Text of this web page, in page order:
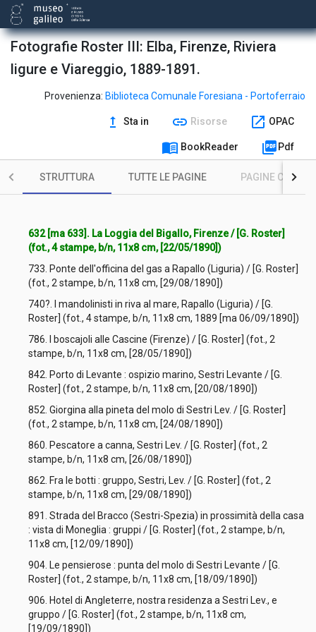
Fotografie Roster III: Elba, Firenze, Riviera
ligure e Viareggio, 1889-1891.
Provenienza: Biblioteca Comunale Foresiana - Portoferraio
upgrade Sta in link Risorse open_in_new OPAC
menu_book BookReader picture_as_pdf Pdf
STRUTTURA TUTTE LE PAGINE PAGINE CON
632 [ma 633]. La Loggia del Bigallo, Firenze / [G. Roster]
(fot., 4 stampe, b/n, 11x8 cm, [22/05/1890])
733. Ponte dell'officina del gas a Rapallo (Liguria) / [G. Roster]
(fot., 2 stampe, b/n, 11x8 cm, [29/08/1890])
740?. I mandolinisti in riva al mare, Rapallo (Liguria) / [G.
Roster] (fot., 4 stampe, b/n, 11x8 cm, 1889 [ma 06/09/1890])
786. I boscajoli alle Cascine (Firenze) / [G. Roster] (fot., 2
stampe, b/n, 11x8 cm, [28/05/1890])
842. Porto di Levante : ospizio marino, Sestri Levante / [G.
Roster] (fot., 2 stampe, b/n, 11x8 cm, [20/08/1890])
852. Giorgina alla pineta del molo di Sestri Lev. / [G. Roster]
(fot., 2 stampe, b/n, 11x8 cm, [24/08/1890])
860. Pescatore a canna, Sestri Lev. / [G. Roster] (fot., 2
stampe, b/n, 11x8 cm, [26/08/1890])
862. Fra le botti : gruppo, Sestri, Lev. / [G. Roster] (fot., 2
stampe, b/n, 11x8 cm, [29/08/1890])
891. Strada del Bracco (Sestri-Spezia) in prossimità della casa
: vista di Moneglia : gruppi / [G. Roster] (fot., 2 stampe, b/n,
11x8 cm, [12/09/1890])
904. Le pensierose : punta del molo di Sestri Levante / [G.
Roster] (fot., 2 stampe, b/n, 11x8 cm, [18/09/1890])
906. Hotel di Angleterre, nostra residenza a Sestri Lev., e
gruppo / [G. Roster] (fot., 2 stampe, b/n, 11x8 cm,
[19/09/1890])